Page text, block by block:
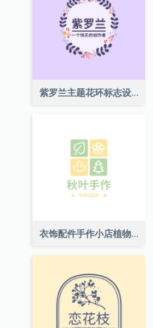
紫罗兰主题花环标志设计
衣饰配件手作小店植物主题标志设计